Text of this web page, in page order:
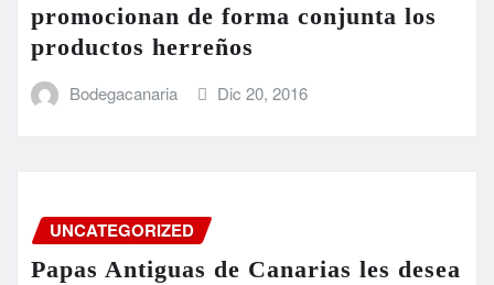
promocionan de forma conjunta los
productos herreños
Bodegacanaria Dic 20, 2016
UNCATEGORIZED
Papas Antiguas de Canarias les desea